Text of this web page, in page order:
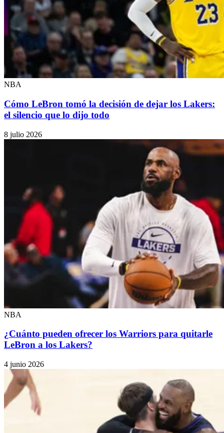
NBA
Cómo LeBron tomó la decisión de dejar los Lakers:
el silencio que lo dijo todo
8 julio 2026
NBA
¿Cuánto pueden ofrecer los Warriors para quitarle
LeBron a los Lakers?
4 junio 2026